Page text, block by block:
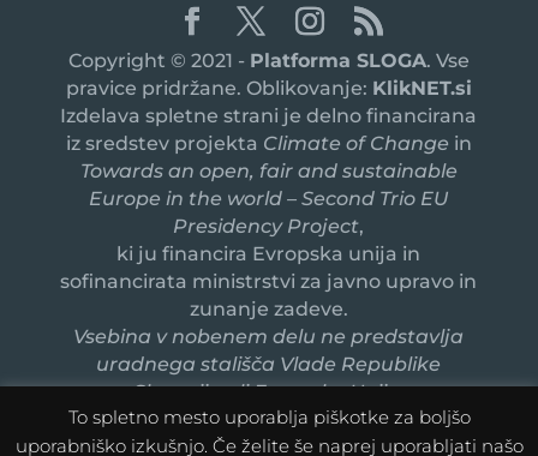
Copyright © 2021 - Platforma SLOGA. Vse
pravice pridržane. Oblikovanje: KlikNET.si
Izdelava spletne strani je delno financirana
iz sredstev projekta Climate of Change in
Towards an open, fair and sustainable
Europe in the world – Second Trio EU
Presidency Project,
ki ju financira Evropska unija in
sofinancirata ministrstvi za javno upravo in
zunanje zadeve.
Vsebina v nobenem delu ne predstavlja
uradnega stališča Vlade Republike
Slovenije ali Evropske Unije.
To spletno mesto uporablja piškotke za boljšo
uporabniško izkušnjo. Če želite še naprej uporabljati našo